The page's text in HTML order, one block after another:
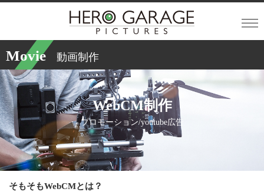
Movie 動画制作
WebCM制作
プロモーション/youtube広告
そもそもWebCMとは？